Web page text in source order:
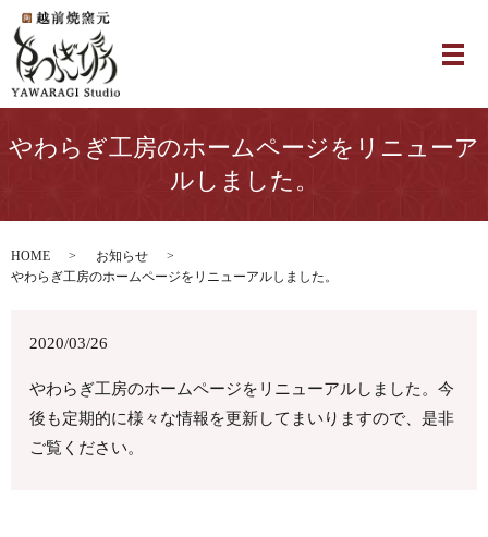
やわらぎ工房のホームページをリニューア
ルしました。
HOME
お知らせ
やわらぎ工房のホームページをリニューアルしました。
2020/03/26
やわらぎ工房のホームページをリニューアルしました。今
後も定期的に様々な情報を更新してまいりますので、是非
ご覧ください。